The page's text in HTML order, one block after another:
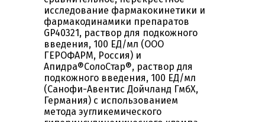
исследование фармакокинетики и
фармакодинамики препаратов
GP40321, раствор для подкожного
введения, 100 ЕД/мл (ООО
ГЕРОФАРМ, Россия) и
Апидра®СолоСтар®, раствор для
подкожного введения, 100 ЕД/мл
(Санофи-Авентис Дойчланд ГмбХ,
Германия) с использованием
метода эугликемического